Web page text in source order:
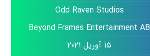
Odd Raven Studios
Beyond Frames Entertainment AB
۱۵ آوریل ۲۰۲۱